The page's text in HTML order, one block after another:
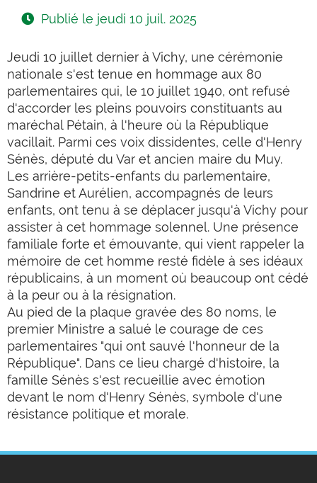
Publié le jeudi 10 juil. 2025
Jeudi 10 juillet dernier à Vichy, une cérémonie
nationale s'est tenue en hommage aux 80
parlementaires qui, le 10 juillet 1940, ont refusé
d'accorder les pleins pouvoirs constituants au
maréchal Pétain, à l'heure où la République
vacillait. Parmi ces voix dissidentes, celle d'Henry
Sénès, député du Var et ancien maire du Muy.
Les arrière-petits-enfants du parlementaire,
Sandrine et Aurélien, accompagnés de leurs
enfants, ont tenu à se déplacer jusqu'à Vichy pour
assister à cet hommage solennel. Une présence
familiale forte et émouvante, qui vient rappeler la
mémoire de cet homme resté fidèle à ses idéaux
républicains, à un moment où beaucoup ont cédé
à la peur ou à la résignation.
Au pied de la plaque gravée des 80 noms, le
premier Ministre a salué le courage de ces
parlementaires "qui ont sauvé l'honneur de la
République". Dans ce lieu chargé d'histoire, la
famille Sénès s'est recueillie avec émotion
devant le nom d'Henry Sénès, symbole d'une
résistance politique et morale.